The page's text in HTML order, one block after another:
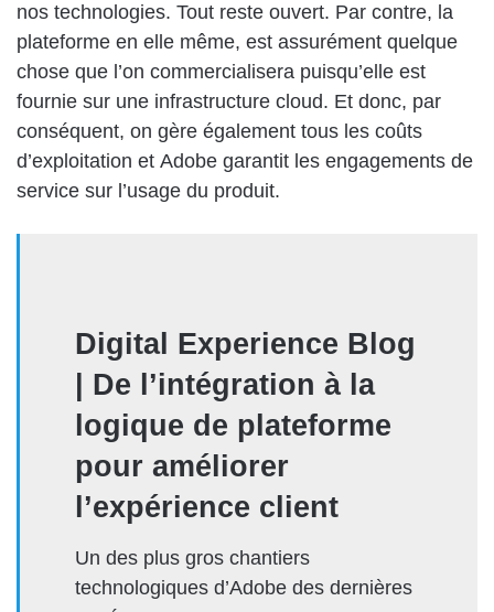
nos technologies. Tout reste ouvert. Par contre, la
plateforme en elle même, est assurément quelque
chose que l’on commercialisera puisqu’elle est
fournie sur une infrastructure cloud. Et donc, par
conséquent, on gère également tous les coûts
d’exploitation et Adobe garantit les engagements de
service sur l’usage du produit.
Digital Experience Blog
| De l’intégration à la
logique de plateforme
pour améliorer
l’expérience client
Un des plus gros chantiers
technologiques d’Adobe des dernières